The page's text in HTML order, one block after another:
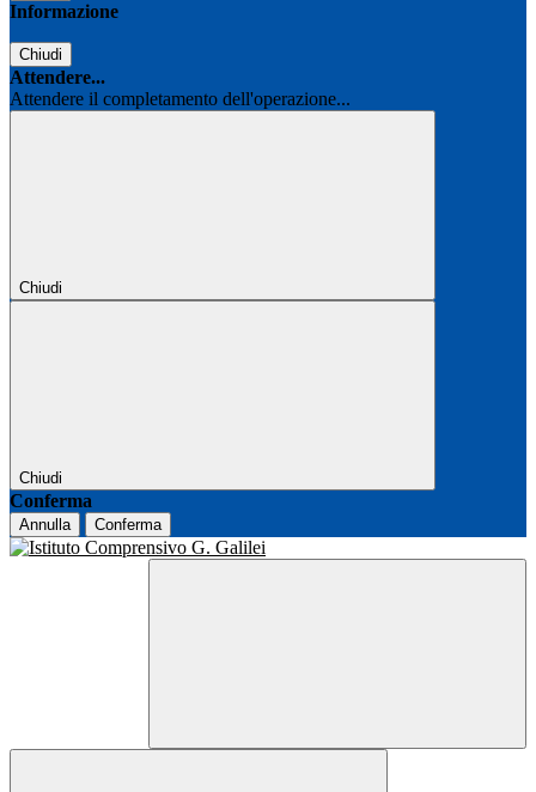
Informazione
Chiudi
Attendere...
Attendere il completamento dell'operazione...
Chiudi
Chiudi
Conferma
Annulla Conferma